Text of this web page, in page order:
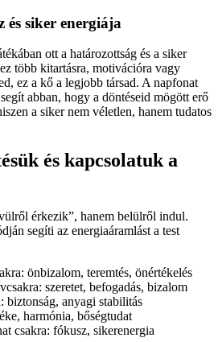
és siker energiája
ott a határozottság és a siker
több kitartásra, motivációra vagy
ez a kő a legjobb társad. A napfonat
abban, hogy a döntéseid mögött erő
a siker nem véletlen, hanem tudatos
és kapcsolatuk a
érkezik”, hanem belülről indul.
segíti az energiaáramlást a test
önbizalom, teremtés, önértékelés
szeretet, befogadás, bizalom
biztonság, anyagi stabilitás
harmónia, bőségtudat
csakra: fókusz, sikerenergia